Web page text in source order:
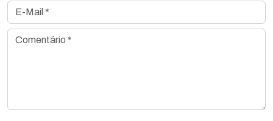
E-Mail *
Comentário *